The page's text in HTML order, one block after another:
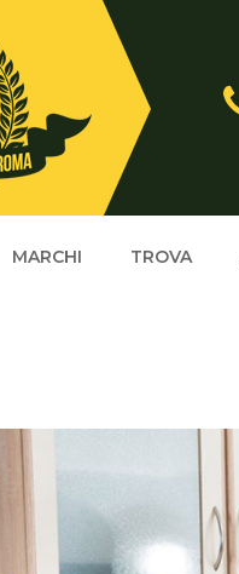
MARCHI TROVA